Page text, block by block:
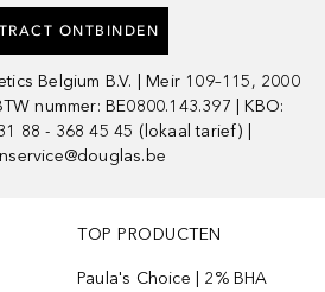
ONTBINDEN
Belgium B.V. | Meir 109–115, 2000
nummer: BE0800.143.397 | KBO:
88 - 368 45 45 (lokaal tarief) |
TOP PRODUCTEN
Paula's Choice | 2% BHA